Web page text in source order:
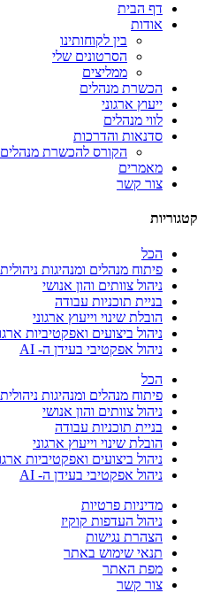
דף הבית
אודות
בין לקוחותינו
הסרטונים שלי
ממליצים
הכשרת מנהלים
ייעוץ ארגוני
לווי מנהלים
סדנאות והדרכות
הקורס להכשרת מנהלים
מאמרים
צור קשר
קטגוריות
הכל
פיתוח מנהלים ומנהיגות ניהולית
ניהול צוותים והון אנושי
בניית תוכניות עבודה
הובלת שינוי וייעוץ ארגוני
ניהול ביצועים ואפקטיביות
ניהול אפקטיבי בעידן ה- AI
הכל
פיתוח מנהלים ומנהיגות ניהולית
ניהול צוותים והון אנושי
בניית תוכניות עבודה
הובלת שינוי וייעוץ ארגוני
ניהול ביצועים ואפקטיביות
ניהול אפקטיבי בעידן ה- AI
מדיניות פרטיות
ניהול העדפות קוקיז
הצהרת נגישות
תנאי שימוש באתר
מפת האתר
צור קשר